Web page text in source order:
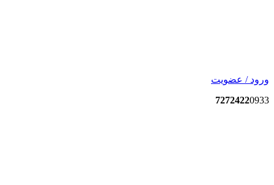
ورود / عضویت
72724220933